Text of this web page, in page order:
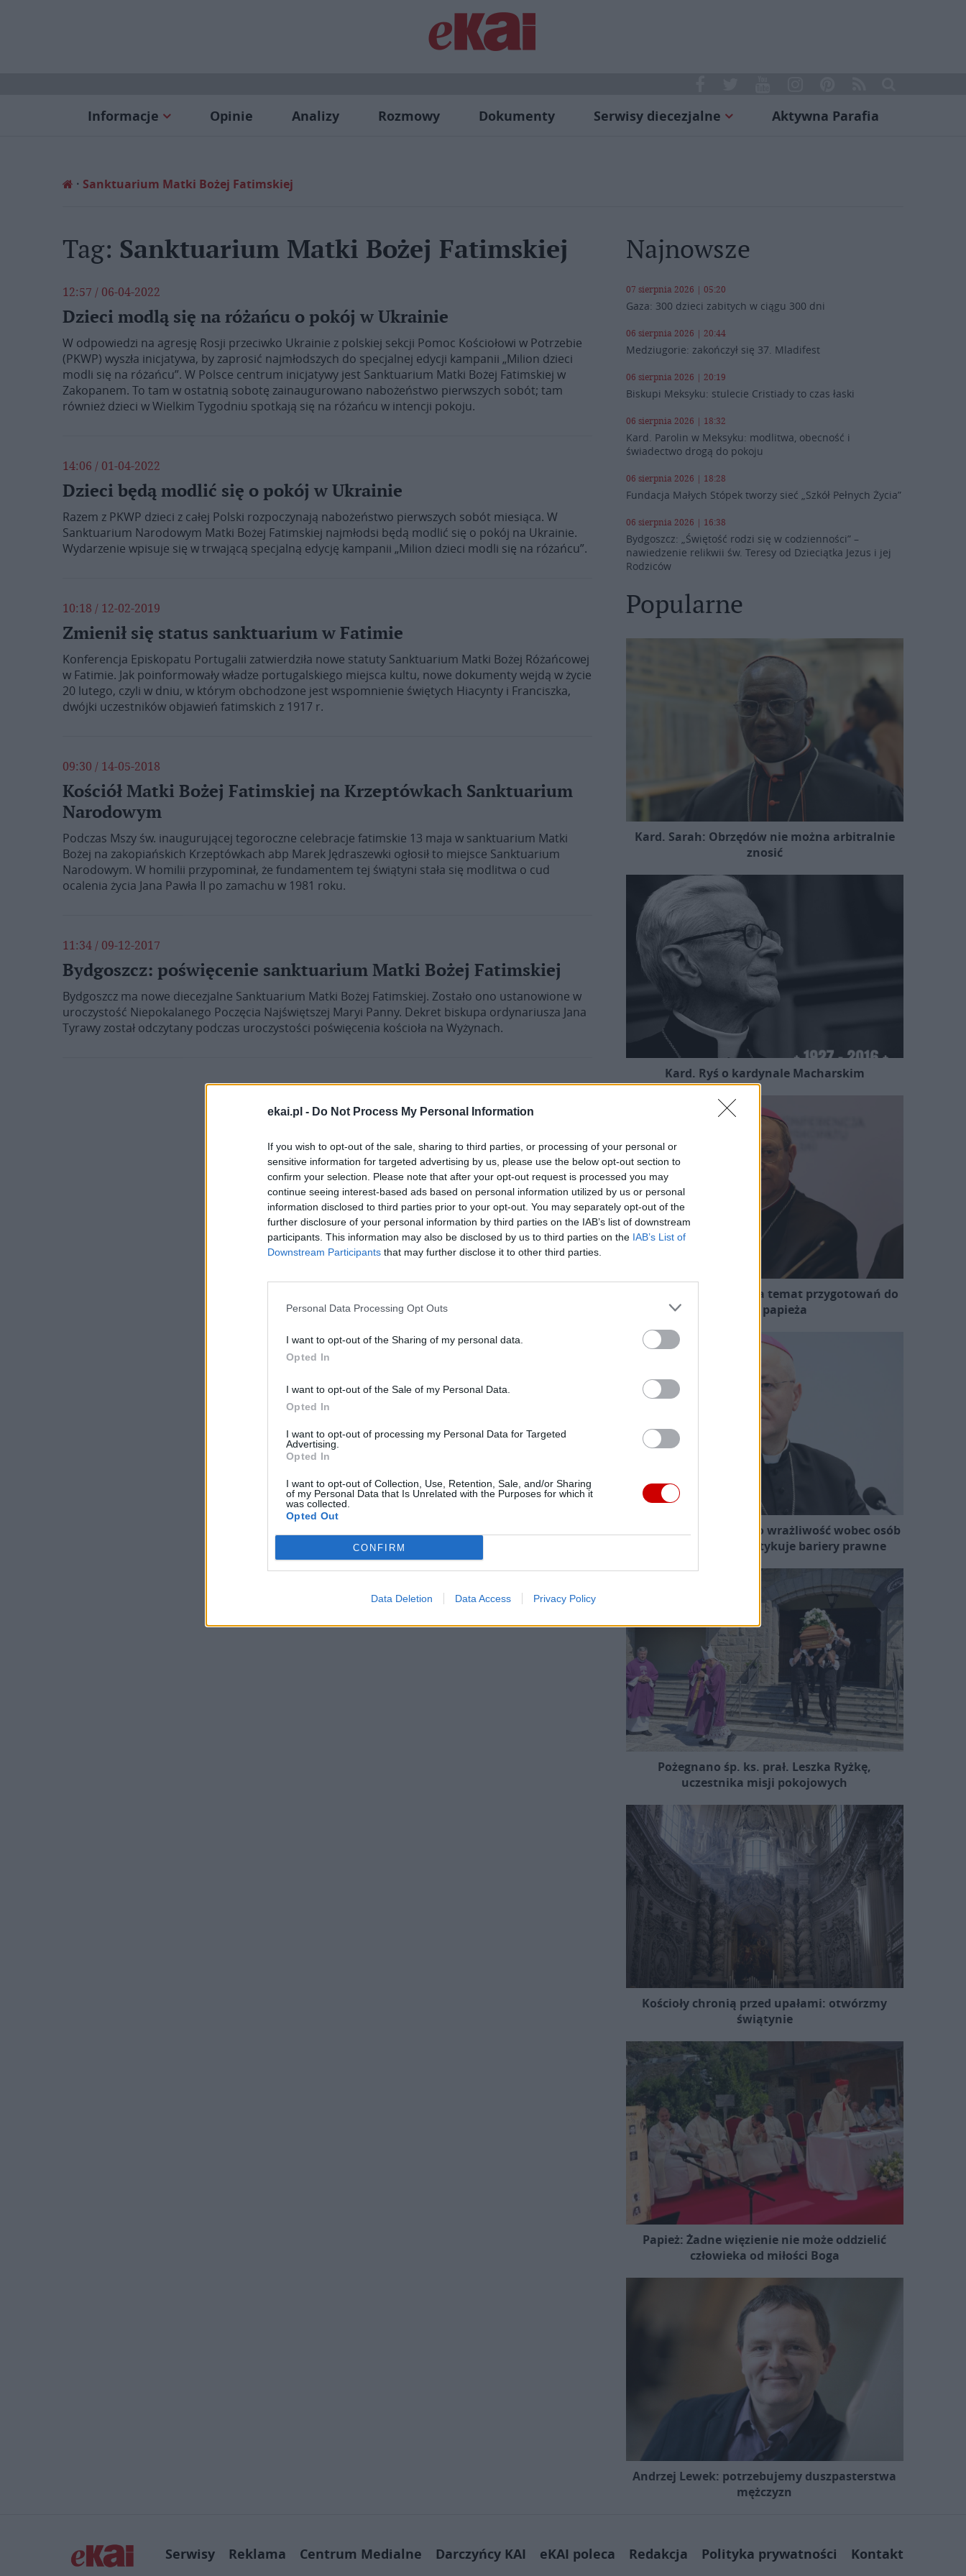
ekai.pl - Do Not Process My Personal Information
If you wish to opt-out of the sale, sharing to third parties, or processing of your personal or
sensitive information for targeted advertising by us, please use the below opt-out section to
confirm your selection. Please note that after your opt-out request is processed you may
continue seeing interest-based ads based on personal information utilized by us or personal
information disclosed to third parties prior to your opt-out. You may separately opt-out of the
further disclosure of your personal information by third parties on the IAB’s list of downstream
participants. This information may also be disclosed by us to third parties on the IAB’s List of
Downstream Participants that may further disclose it to other third parties.
Personal Data Processing Opt Outs
I want to opt-out of the Sharing of my personal data.
Opted In
I want to opt-out of the Sale of my Personal Data.
Opted In
I want to opt-out of processing my Personal Data for Targeted
Advertising.
Opted In
I want to opt-out of Collection, Use, Retention, Sale, and/or Sharing
of my Personal Data that Is Unrelated with the Purposes for which it
was collected.
Opted Out
CONFIRM
Data Deletion Data Access Privacy Policy
Informacje Opinie Analizy Rozmowy Dokumenty Serwisy diecezjalne Aktywna Parafia
Sanktuarium Matki Bożej Fatimskiej
Tag: Sanktuarium Matki Bożej Fatimskiej
12:57 / 06-04-2022
Dzieci modlą się na różańcu o pokój w Ukrainie
W odpowiedzi na agresję Rosji przeciwko Ukrainie z polskiej sekcji Pomoc Kościołowi w Potrzebie
(PKWP) wyszła inicjatywa, by zaprosić najmłodszych do specjalnej edycji kampanii „Milion dzieci
modli się na różańcu”. W Polsce centrum inicjatywy jest Sanktuarium Matki Bożej Fatimskiej w
Zakopanem. To tam w ostatnią sobotę zainaugurowano nabożeństwo pierwszych sobót; tam
również dzieci w Wielkim Tygodniu spotkają się na różańcu w intencji pokoju.
14:06 / 01-04-2022
Dzieci będą modlić się o pokój w Ukrainie
Razem z PKWP dzieci z całej Polski rozpoczynają nabożeństwo pierwszych sobót miesiąca. W
Sanktuarium Narodowym Matki Bożej Fatimskiej najmłodsi będą modlić się o pokój na Ukrainie.
Wydarzenie wpisuje się w trwającą specjalną edycję kampanii „Milion dzieci modli się na różańcu”.
10:18 / 12-02-2019
Zmienił się status sanktuarium w Fatimie
Konferencja Episkopatu Portugalii zatwierdziła nowe statuty Sanktuarium Matki Bożej Różańcowej
w Fatimie. Jak poinformowały władze portugalskiego miejsca kultu, nowe dokumenty wejdą w życie
20 lutego, czyli w dniu, w którym obchodzone jest wspomnienie świętych Hiacynty i Franciszka,
dwójki uczestników objawień fatimskich z 1917 r.
09:30 / 14-05-2018
Kościół Matki Bożej Fatimskiej na Krzeptówkach Sanktuarium
Narodowym
Podczas Mszy św. inaugurującej tegoroczne celebracje fatimskie 13 maja w sanktuarium Matki
Bożej na zakopiańskich Krzeptówkach abp Marek Jędraszewki ogłosił to miejsce Sanktuarium
Narodowym. W homilii przypominał, że fundamentem tej świątyni stała się modlitwa o cud
ocalenia życia Jana Pawła II po zamachu w 1981 roku.
11:34 / 09-12-2017
Bydgoszcz: poświęcenie sanktuarium Matki Bożej Fatimskiej
Bydgoszcz ma nowe diecezjalne Sanktuarium Matki Bożej Fatimskiej. Zostało ono ustanowione w
uroczystość Niepokalanego Poczęcia Najświętszej Maryi Panny. Dekret biskupa ordynariusza Jana
Tyrawy został odczytany podczas uroczystości poświęcenia kościoła na Wyżynach.
Najnowsze
07 sierpnia 2026 | 05:20
Gaza: 300 dzieci zabitych w ciągu 300 dni
06 sierpnia 2026 | 20:44
Medziugorie: zakończył się 37. Mladifest
06 sierpnia 2026 | 20:19
Biskupi Meksyku: stulecie Cristiady to czas łaski
06 sierpnia 2026 | 18:32
Kard. Parolin w Meksyku: modlitwa, obecność i
świadectwo drogą do pokoju
06 sierpnia 2026 | 18:28
Fundacja Małych Stópek tworzy sieć „Szkół Pełnych Życia”
06 sierpnia 2026 | 16:38
Bydgoszcz: „Świętość rodzi się w codzienności” –
nawiedzenie relikwii św. Teresy od Dzieciątka Jezus i jej
Rodziców
Popularne
Kard. Sarah: Obrzędów nie można arbitralnie
znosić
Kard. Ryś o kardynale Macharskim
Przewodniczący KEP na temat przygotowań do
wizyty papieża
Biskup Ważny apeluje o wrażliwość wobec osób
skrzywdzonych i krytykuje bariery prawne
Pożegnano śp. ks. prał. Leszka Ryżkę,
uczestnika misji pokojowych
Kościoły chronią przed upałami: otwórzmy
świątynie
Papież: Żadne więzienie nie może oddzielić
człowieka od miłości Boga
Andrzej Lewek: potrzebujemy duszpasterstwa
mężczyzn
Serwisy Reklama Centrum Medialne Darczyńcy KAI eKAI poleca Redakcja Polityka prywatności Kontakt